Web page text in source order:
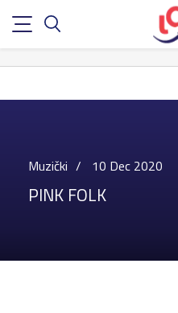
Muzički 10 Dec 2020
PINK FOLK